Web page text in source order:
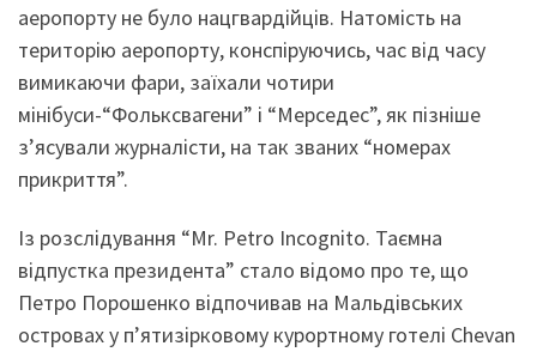
аеропорту не було нацгвардійців. Натомість на
територію аеропорту, конспіруючись, час від часу
вимикаючи фари, заїхали чотири
мінібуси-“Фольксвагени” і “Мерседес”, як пізніше
з’ясували журналісти, на так званих “номерах
прикриття”.
Із розслідування “Mr. Petro Incognito. Таємна
відпустка президента” стало відомо про те, що
Петро Порошенко відпочивав на Мальдівських
островах у п’ятизірковому курортному готелі Chevan